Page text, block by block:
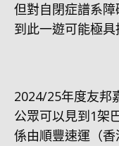
但對自閉症譜系
到此一遊可能極具
2024/25年度友邦
公眾可以見到1
係由順豐速運（